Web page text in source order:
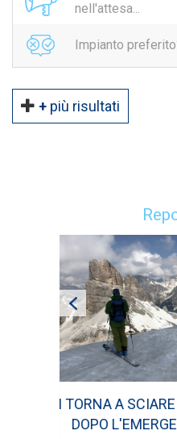
nell'attesa...
Impianto
+ più risultati
GRAN TOUR